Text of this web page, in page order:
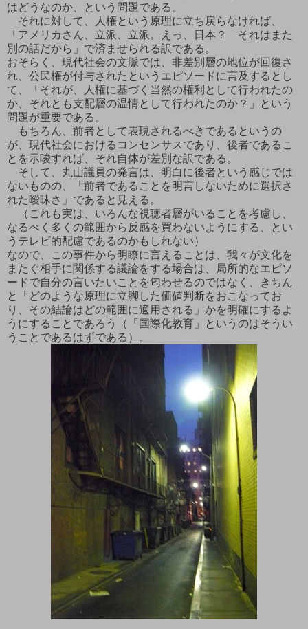
はどうなのか、という問題である。
それに対して、人権という原理に立ち戻らなければ、
「アメリカさん、立派、立派。えっ、日本？ それはまた
別の話だから」で済ませられる訳である。
おそらく、現代社会の文脈では、非差別層の地位が回復さ
れ、公民権が付与されたというエピソードに言及するとし
て、「それが、人権に基づく当然の権利として行われたの
か、それとも支配層の温情として行われたのか？」という
問題が重要である。
もちろん、前者として表現されるべきであるというの
が、現代社会におけるコンセンサスであり、後者であるこ
とを示唆すれば、それ自体が差別な訳である。
そして、丸山議員の発言は、明白に後者という感じでは
ないものの、「前者であることを明言しないために選択さ
れた曖昧さ」であると見える。
（これも実は、いろんな視聴者層がいることを考慮し、
なるべく多くの範囲から反感を買わないようにする、とい
うテレビ的配慮であるのかもしれない）
なので、この事件から明瞭に言えることは、我々が文化を
またぐ相手に関係する議論をする場合は、局所的なエピソ
ードで自分の言いたいことを匂わせるのではなく、きちん
と「どのような原理に立脚した価値判断をおこなってお
り、その結論はどの範囲に適用される」かを明確にするよ
うにすることであろう（「国際化教育」というのはそうい
うことであるはずである）。